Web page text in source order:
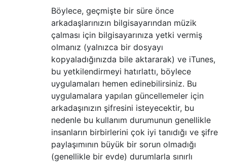
Böylece, geçmişte bir süre önce
arkadaşlarınızın bilgisayarından müzik
çalması için bilgisayarınıza yetki vermiş
olmanız (yalnızca bir dosyayı
kopyaladığınızda bile aktararak) ve iTunes,
bu yetkilendirmeyi hatırlattı, böylece
uygulamaları hemen edinebilirsiniz. Bu
uygulamalara yapılan güncellemeler için
arkadaşınızın şifresini isteyecektir, bu
nedenle bu kullanım durumunun genellikle
insanların birbirlerini çok iyi tanıdığı ve şifre
paylaşımının büyük bir sorun olmadığı
(genellikle bir evde) durumlarla sınırlı